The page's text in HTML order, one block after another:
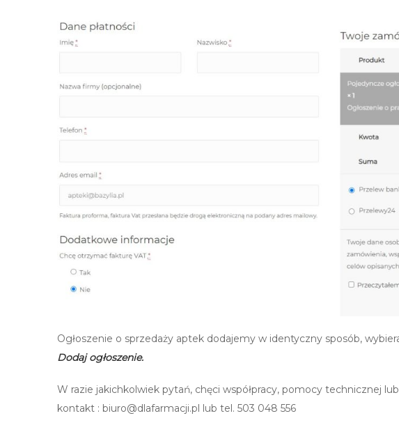
Ogłoszenie o sprzedaży aptek dodajemy w identyczny sposób,
Dodaj ogłoszenie.
W razie jakichkolwiek pytań, chęci współpracy, pomocy technicznej
kontakt : biuro@dlafarmacji.pl lub tel. 503 048 556